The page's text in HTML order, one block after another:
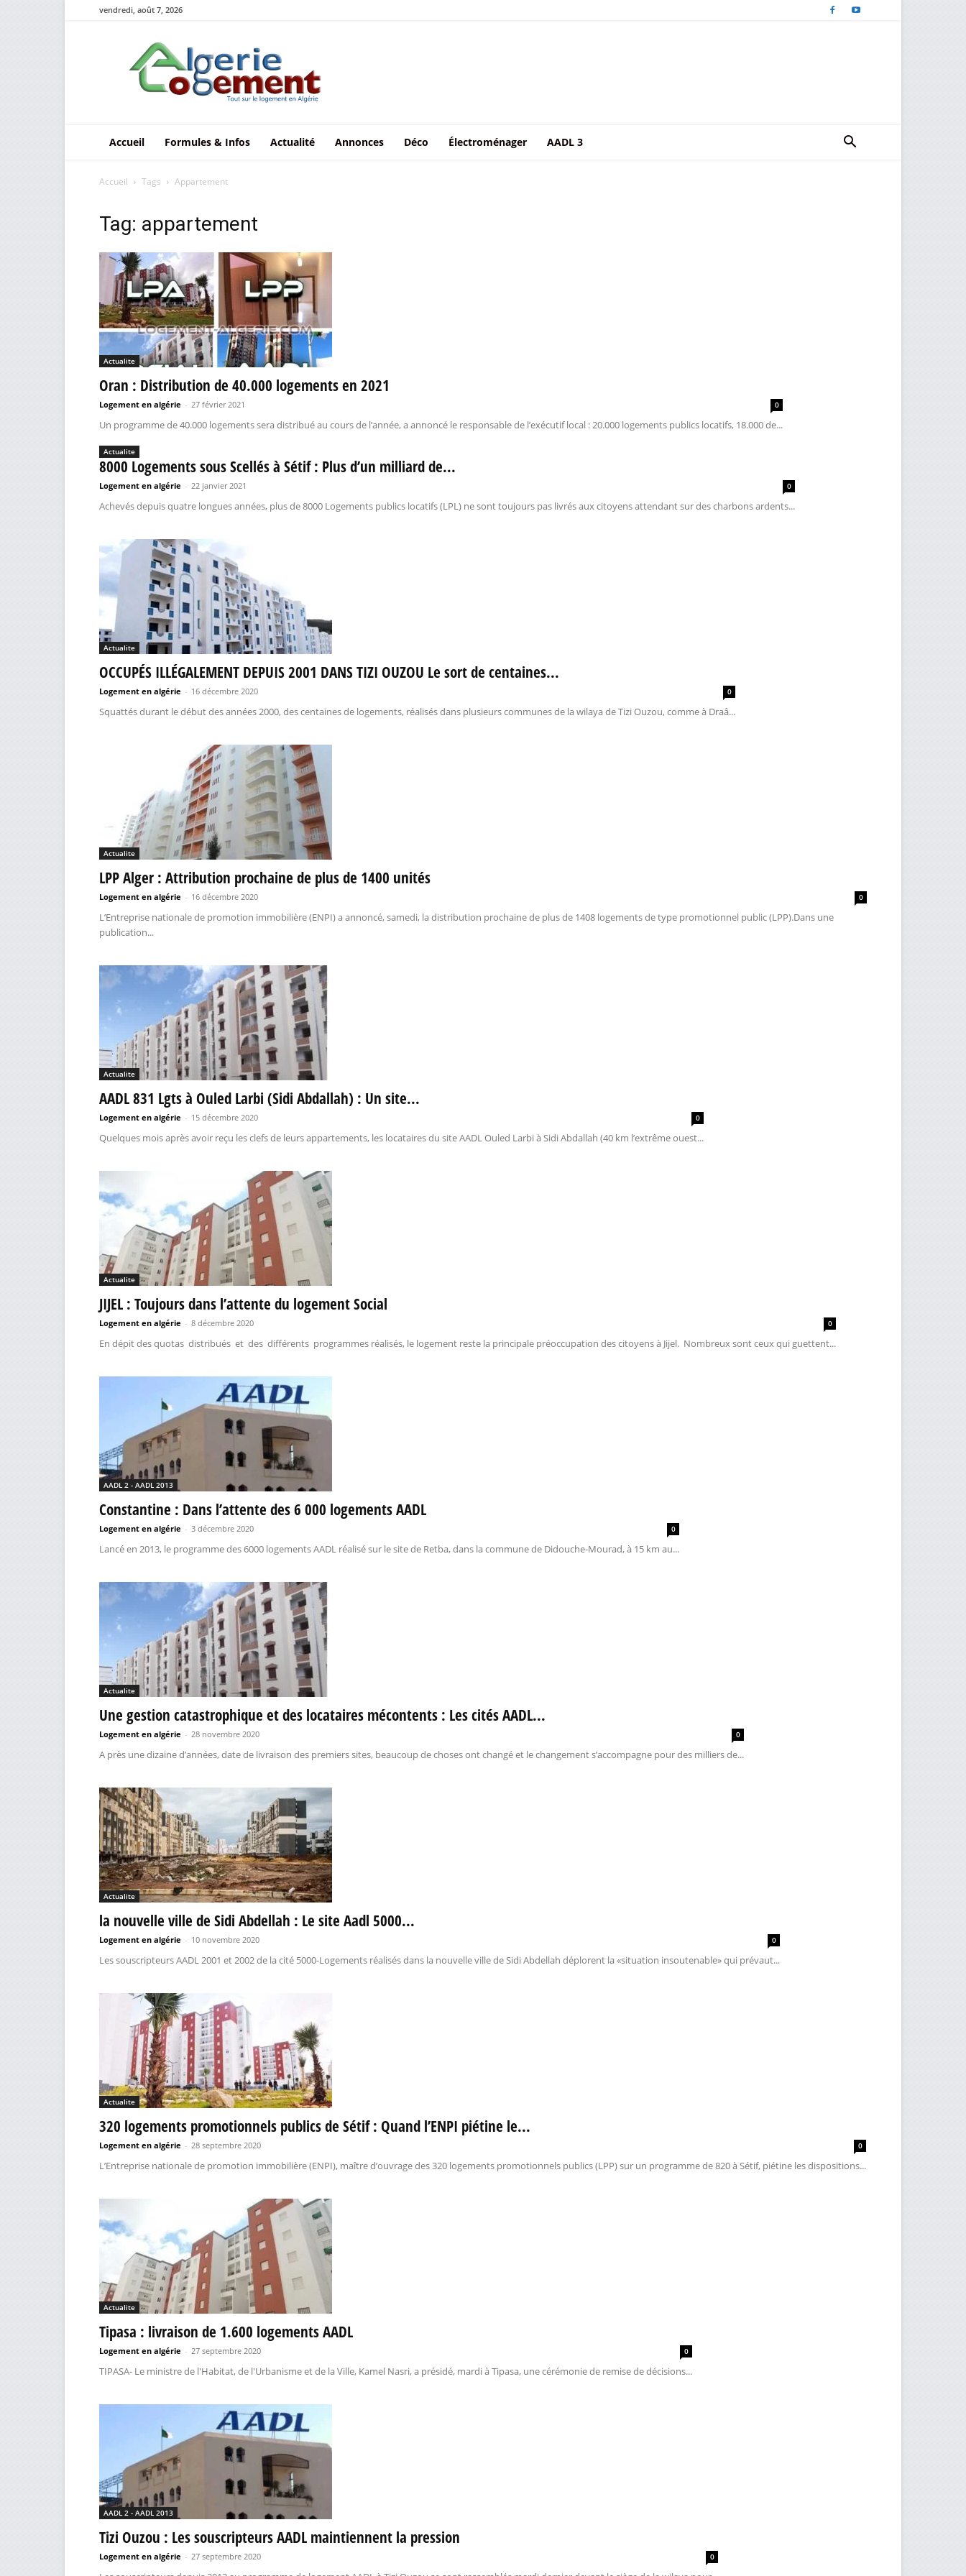
vendredi, août 7, 2026
Le
logement
en
Algérie
Accueil Formules & Infos Actualité Annonces Déco Électroménager AADL 3
Accueil Tags Appartement
Tag: appartement
Actualite
Oran : Distribution de 40.000 logements en 2021
Logement en algérie - 27 février 2021 0
Un programme de 40.000 logements sera distribué au cours de l’année, a annoncé le responsable de l’exécutif local : 20.000 logements publics locatifs, 18.000 de...
Actualite
8000 Logements sous Scellés à Sétif : Plus d’un milliard de...
Logement en algérie - 22 janvier 2021 0
Achevés depuis quatre longues années, plus de 8000 Logements publics locatifs (LPL) ne sont toujours pas livrés aux citoyens attendant sur des charbons ardents...
Actualite
OCCUPÉS ILLÉGALEMENT DEPUIS 2001 DANS TIZI OUZOU Le sort de centaines...
Logement en algérie - 16 décembre 2020 0
Squattés durant le début des années 2000, des centaines de logements, réalisés dans plusieurs communes de la wilaya de Tizi Ouzou, comme à Draâ...
Actualite
LPP Alger : Attribution prochaine de plus de 1400 unités
Logement en algérie - 16 décembre 2020 0
L’Entreprise nationale de promotion immobilière (ENPI) a annoncé, samedi, la distribution prochaine de plus de 1408 logements de type promotionnel public (LPP).Dans une
publication...
Actualite
AADL 831 Lgts à Ouled Larbi (Sidi Abdallah) : Un site...
Logement en algérie - 15 décembre 2020 0
Quelques mois après avoir reçu les clefs de leurs appartements, les locataires du site AADL Ouled Larbi à Sidi Abdallah (40 km l’extrême ouest...
Actualite
JIJEL : Toujours dans l’attente du logement Social
Logement en algérie - 8 décembre 2020 0
En dépit des quotas distribués et des différents programmes réalisés, le logement reste la principale préoccupation des citoyens à Jijel. Nombreux sont ceux qui guettent...
AADL 2 - AADL 2013
Constantine : Dans l’attente des 6 000 logements AADL
Logement en algérie - 3 décembre 2020 0
Lancé en 2013, le programme des 6000 logements AADL réalisé sur le site de Retba, dans la commune de Didouche-Mourad, à 15 km au...
Actualite
Une gestion catastrophique et des locataires mécontents : Les cités AADL...
Logement en algérie - 28 novembre 2020 0
A près une dizaine d’années, date de livraison des premiers sites, beaucoup de choses ont changé et le changement s’accompagne pour des milliers de...
Actualite
la nouvelle ville de Sidi Abdellah : Le site Aadl 5000...
Logement en algérie - 10 novembre 2020 0
Les souscripteurs AADL 2001 et 2002 de la cité 5000-Logements réalisés dans la nouvelle ville de Sidi Abdellah déplorent la «situation insoutenable» qui prévaut...
Actualite
320 logements promotionnels publics de Sétif : Quand l’ENPI piétine le...
Logement en algérie - 28 septembre 2020 0
L’Entreprise nationale de promotion immobilière (ENPI), maître d’ouvrage des 320 logements promotionnels publics (LPP) sur un programme de 820 à Sétif, piétine les dispositions...
Actualite
Tipasa : livraison de 1.600 logements AADL
Logement en algérie - 27 septembre 2020 0
TIPASA- Le ministre de l'Habitat, de l'Urbanisme et de la Ville, Kamel Nasri, a présidé, mardi à Tipasa, une cérémonie de remise de décisions...
AADL 2 - AADL 2013
Tizi Ouzou : Les souscripteurs AADL maintiennent la pression
Logement en algérie - 27 septembre 2020 0